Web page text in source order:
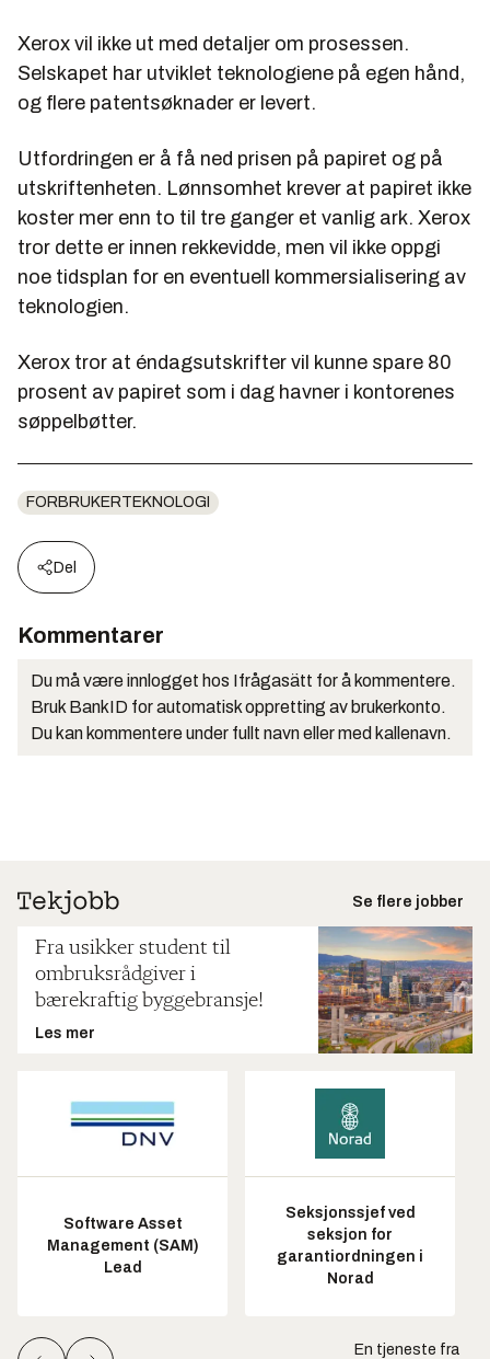
Xerox vil ikke ut med detaljer om prosessen.
Selskapet har utviklet teknologiene på egen hånd,
og flere patentsøknader er levert.
Utfordringen er å få ned prisen på papiret og på
utskriftenheten. Lønnsomhet krever at papiret ikke
koster mer enn to til tre ganger et vanlig ark. Xerox
tror dette er innen rekkevidde, men vil ikke oppgi
noe tidsplan for en eventuell kommersialisering av
teknologien.
Xerox tror at éndagsutskrifter vil kunne spare 80
prosent av papiret som i dag havner i kontorenes
søppelbøtter.
FORBRUKERTEKNOLOGI
Del
Kommentarer
Du må være innlogget hos Ifrågasätt for å kommentere.
Bruk BankID for automatisk oppretting av brukerkonto.
Du kan kommentere under fullt navn eller med kallenavn.
Se flere jobber
Fra usikker student til
ombruksrådgiver i
bærekraftig byggebransje!
Les mer
Software Asset
Management (SAM)
Lead
Seksjonssjef ved
seksjon for
garantiordningen i
Norad
En tjeneste fra